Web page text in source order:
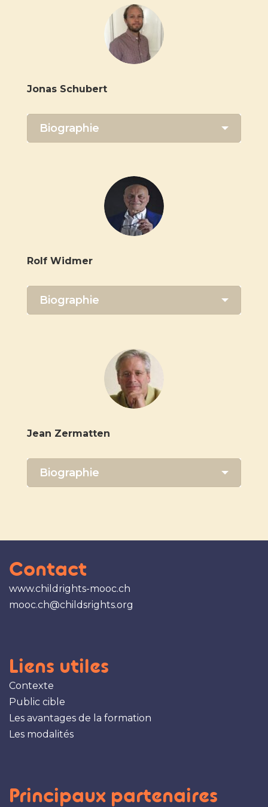
Jonas Schubert
Biographie
Rolf Widmer
Biographie
Jean Zermatten
Biographie
Contact
www.childrights-mooc.ch
mooc.ch@childsrights.org
Liens utiles
Contexte
Public cible
Les avantages de la formation
Les modalités
Principaux partenaires